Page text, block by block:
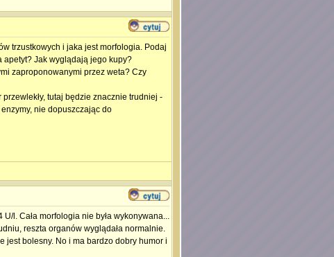
trzustkowych i jaka jest morfologia. Podaj
apetyt? Jak wyglądają jego kupy?
zaproponowanymi przez weta? Czy
tutaj będzie znacznie trudniej -
nie dopuszczając do
l. Cała morfologia nie była wykonywana...
reszta organów wyglądała normalnie.
jest bolesny. No i ma bardzo dobry humor i